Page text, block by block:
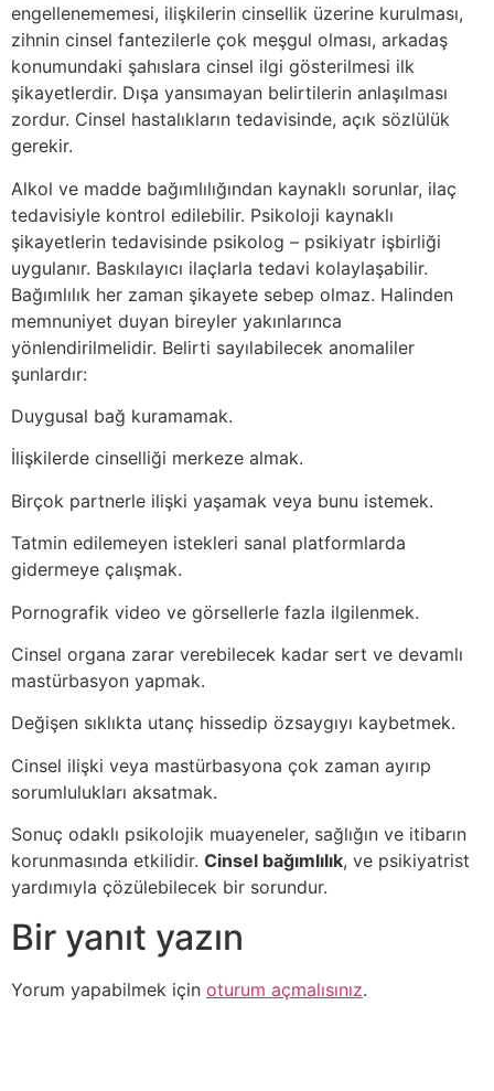
engellenememesi, ilişkilerin cinsellik üzerine kurulması,
zihnin cinsel fantezilerle çok meşgul olması, arkadaş
konumundaki şahıslara cinsel ilgi gösterilmesi ilk
şikayetlerdir. Dışa yansımayan belirtilerin anlaşılması
zordur. Cinsel hastalıkların tedavisinde, açık sözlülük
gerekir.
Alkol ve madde bağımlılığından kaynaklı sorunlar, ilaç
tedavisiyle kontrol edilebilir. Psikoloji kaynaklı
şikayetlerin tedavisinde psikolog – psikiyatr işbirliği
uygulanır. Baskılayıcı ilaçlarla tedavi kolaylaşabilir.
Bağımlılık her zaman şikayete sebep olmaz. Halinden
memnuniyet duyan bireyler yakınlarınca
yönlendirilmelidir. Belirti sayılabilecek anomaliler
şunlardır:
Duygusal bağ kuramamak.
İlişkilerde cinselliği merkeze almak.
Birçok partnerle ilişki yaşamak veya bunu istemek.
Tatmin edilemeyen istekleri sanal platformlarda
gidermeye çalışmak.
Pornografik video ve görsellerle fazla ilgilenmek.
Cinsel organa zarar verebilecek kadar sert ve devamlı
mastürbasyon yapmak.
Değişen sıklıkta utanç hissedip özsaygıyı kaybetmek.
Cinsel ilişki veya mastürbasyona çok zaman ayırıp
sorumlulukları aksatmak.
Sonuç odaklı psikolojik muayeneler, sağlığın ve itibarın
korunmasında etkilidir. Cinsel bağımlılık, ve psikiyatrist
yardımıyla çözülebilecek bir sorundur.
Bir yanıt yazın
Yorum yapabilmek için oturum açmalısınız.